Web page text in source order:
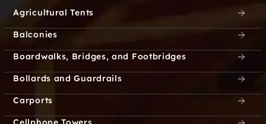
Agricultural Tents
Balconies
Boardwalks, Bridges, and Footbridges
Bollards and Guardrails
Carports